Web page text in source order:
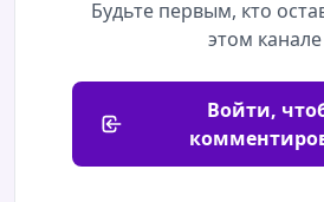
Будьте первым, кто
этом канале
Войти,